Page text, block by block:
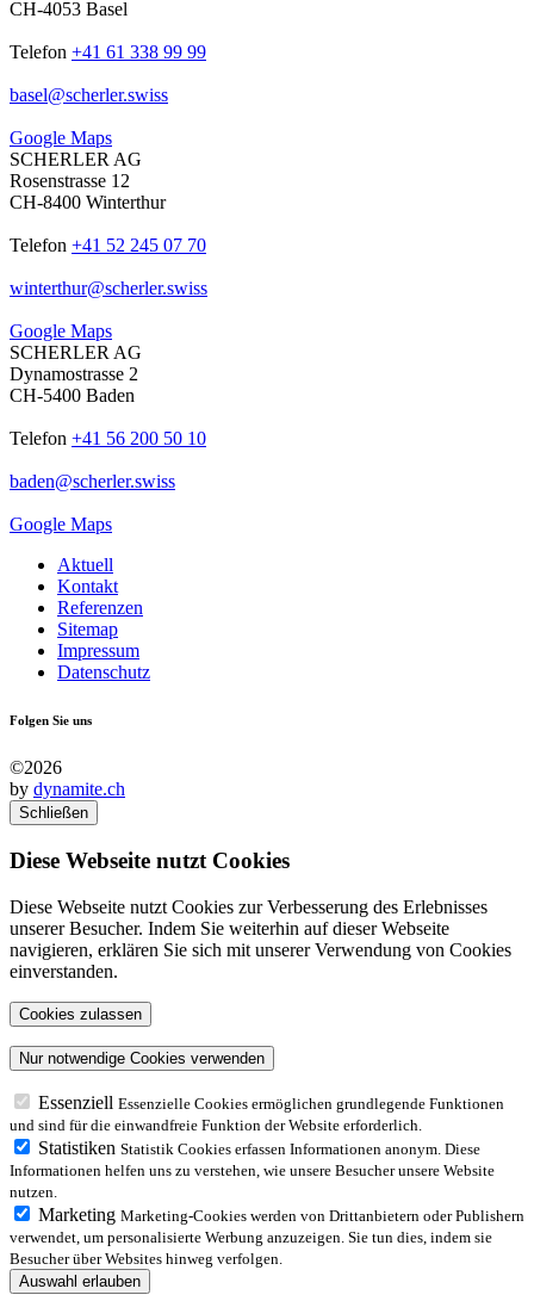
CH-4053 Basel
Telefon +41 61 338 99 99
basel@scherler.swiss
Google Maps
SCHERLER AG
Rosenstrasse 12
CH-8400 Winterthur
Telefon +41 52 245 07 70
winterthur@scherler.swiss
Google Maps
SCHERLER AG
Dynamostrasse 2
CH-5400 Baden
Telefon +41 56 200 50 10
baden@scherler.swiss
Google Maps
Aktuell
Kontakt
Referenzen
Sitemap
Impressum
Datenschutz
Folgen Sie uns
©2026
by dynamite.ch
Schließen
Diese Webseite nutzt Cookies
Diese Webseite nutzt Cookies zur Verbesserung des Erlebnisses
unserer Besucher. Indem Sie weiterhin auf dieser Webseite
navigieren, erklären Sie sich mit unserer Verwendung von Cookies
einverstanden.
Essenziell Essenzielle Cookies ermöglichen grundlegende Funktionen
und sind für die einwandfreie Funktion der Website erforderlich.
Statistiken Statistik Cookies erfassen Informationen anonym. Diese
Informationen helfen uns zu verstehen, wie unsere Besucher unsere Website
nutzen.
Marketing Marketing-Cookies werden von Drittanbietern oder Publishern
verwendet, um personalisierte Werbung anzuzeigen. Sie tun dies, indem sie
Besucher über Websites hinweg verfolgen.